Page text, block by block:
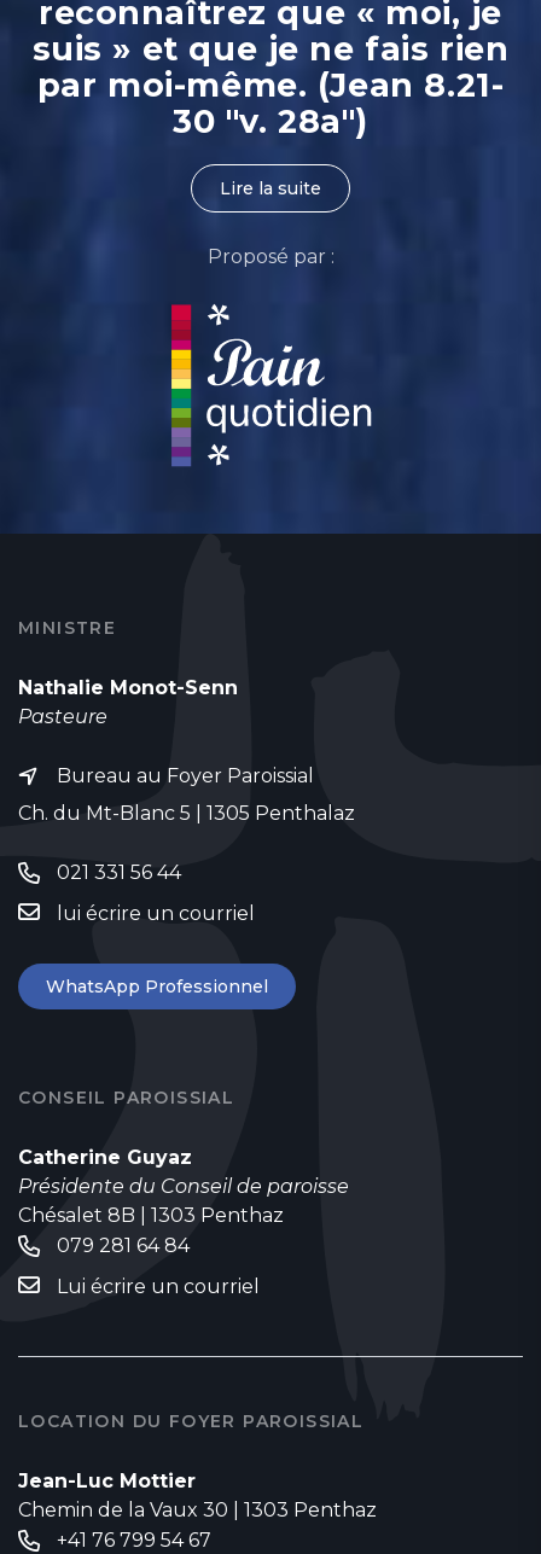
reconnaîtrez que « moi, je
suis » et que je ne fais rien
par moi-même. (Jean 8.21-
30 "v. 28a")
Lire la suite
Proposé par :
MINISTRE
Nathalie Monot-Senn
Pasteure
Bureau au Foyer Paroissial
Ch. du Mt-Blanc 5 | 1305 Penthalaz
021 331 56 44
lui écrire un courriel
WhatsApp Professionnel
CONSEIL PAROISSIAL
Catherine Guyaz
Présidente du Conseil de paroisse
Chésalet 8B | 1303 Penthaz
079 281 64 84
Lui écrire un courriel
LOCATION DU FOYER PAROISSIAL
Jean-Luc Mottier
Chemin de la Vaux 30 | 1303 Penthaz
+41 76 799 54 67